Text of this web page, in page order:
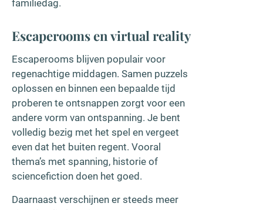
familiedag.
Escaperooms en virtual reality
Escaperooms blijven populair voor
regenachtige middagen. Samen puzzels
oplossen en binnen een bepaalde tijd
proberen te ontsnappen zorgt voor een
andere vorm van ontspanning. Je bent
volledig bezig met het spel en vergeet
even dat het buiten regent. Vooral
thema’s met spanning, historie of
sciencefiction doen het goed.
Daarnaast verschijnen er steeds meer